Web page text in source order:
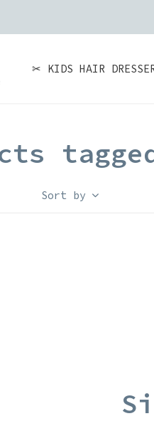
✂ KIDS HAIR
Sort by